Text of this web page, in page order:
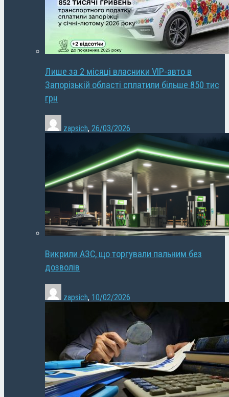
Лише за 2 місяці власники VIP-авто в
Запорізькій області сплатили більше 850 тис
грн
zapsich, 26/03/2026
Викрили АЗС, що торгували пальним без
дозволів
zapsich, 10/02/2026